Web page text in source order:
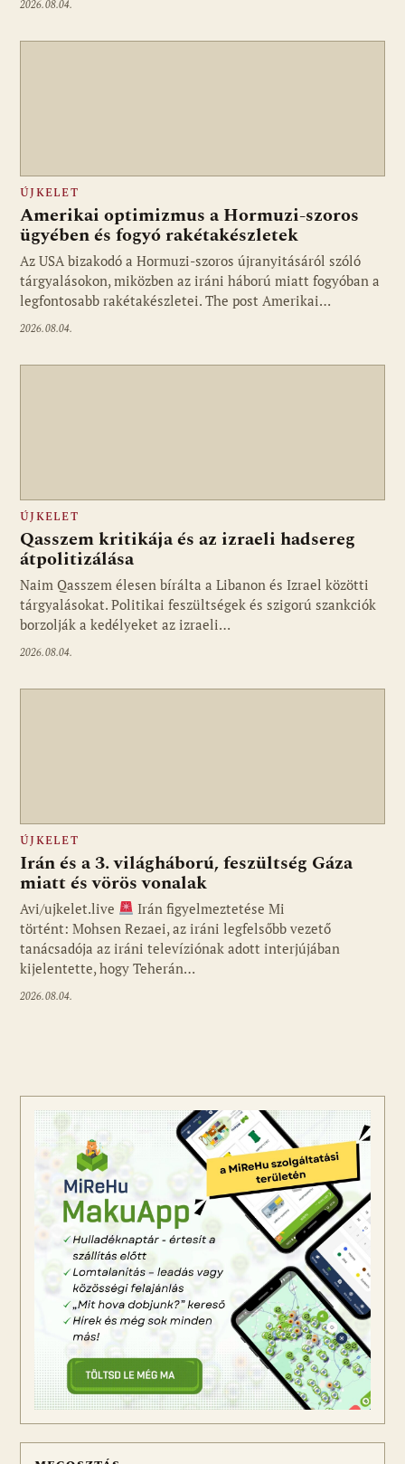
2026.08.04.
ÚJKELET
Amerikai optimizmus a Hormuzi-szoros
ügyében és fogyó rakétakészletek
Az USA bizakodó a Hormuzi-szoros újranyitásáról szóló
tárgyalásokon, miközben az iráni háború miatt fogyóban a
legfontosabb rakétakészletei. The post Amerikai…
2026.08.04.
ÚJKELET
Qasszem kritikája és az izraeli hadsereg
átpolitizálása
Naim Qasszem élesen bírálta a Libanon és Izrael közötti
tárgyalásokat. Politikai feszültségek és szigorú szankciók
borzolják a kedélyeket az izraeli…
2026.08.04.
ÚJKELET
Irán és a 3. világháború, feszültség Gáza
miatt és vörös vonalak
Avi/ujkelet.live
Irán figyelmeztetése Mi
történt: Mohsen Rezaei, az iráni legfelsőbb vezető
tanácsadója az iráni televíziónak adott interjújában
kijelentette, hogy Teherán…
2026.08.04.